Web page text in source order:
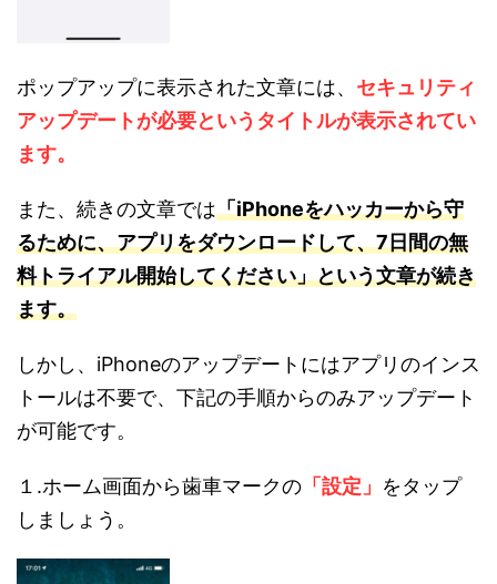
ポップアップに表示された文章には、 セキュリティ
アップデートが必要というタイトルが表示されてい
ます。
また、続きの文章では「iPhoneをハッカーから守
るために、アプリをダウンロードして、7日間の無
料トライアル開始してください」という文章が続き
ます。
しかし、iPhoneのアップデートにはアプリのインス
トールは不要で、下記の手順からのみアップデート
が可能です。
１.ホーム画面から歯車マークの 「設定」 をタップ
しましょう。